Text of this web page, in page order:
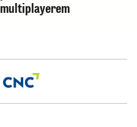
multiplayerem